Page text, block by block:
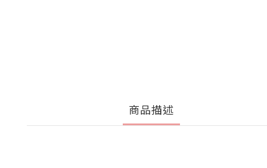
商品描述